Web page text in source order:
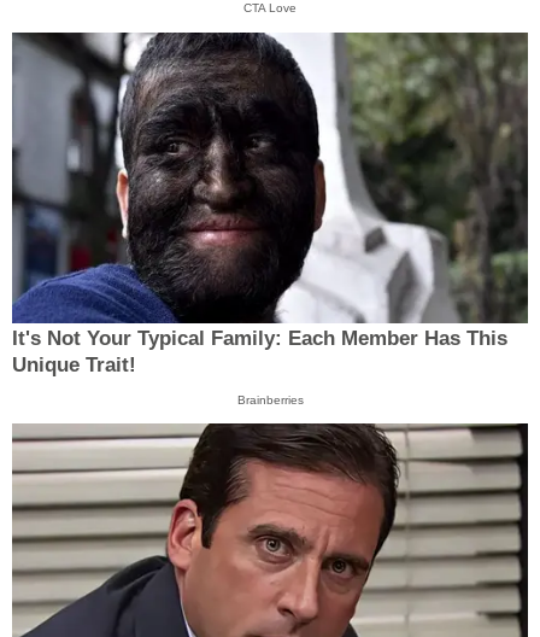
CTA Love
It's Not Your Typical Family: Each Member Has This
Unique Trait!
Brainberries